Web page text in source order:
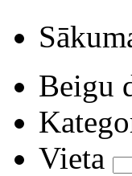
Beigu
Vieta